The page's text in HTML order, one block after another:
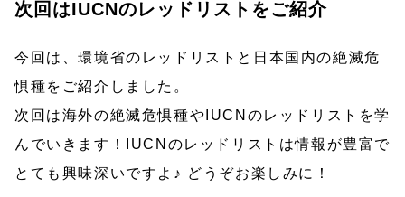
次回はIUCNのレッドリストをご紹介
今回は、環境省のレッドリストと日本国内の絶滅危
惧種をご紹介しました。
次回は海外の絶滅危惧種やIUCNのレッドリストを学
んでいきます！IUCNのレッドリストは情報が豊富で
とても興味深いですよ♪ どうぞお楽しみに！